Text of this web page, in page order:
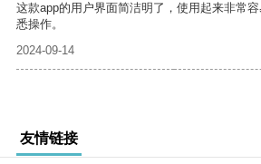
这款app的用户界面简洁明了，使用起来非常
悉操作。
2024-09-14
友情链接